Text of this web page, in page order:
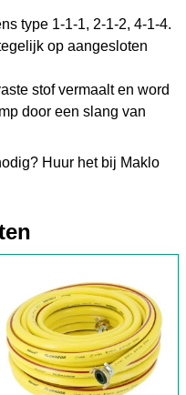
type 1-1-1, 2-1-2, 4-1-4.
op aangesloten
stof vermaalt en word
door een slang van
Huur het bij Maklo